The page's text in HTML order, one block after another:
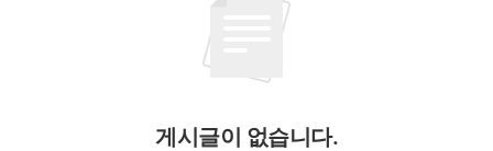
게시글이 없습니다.